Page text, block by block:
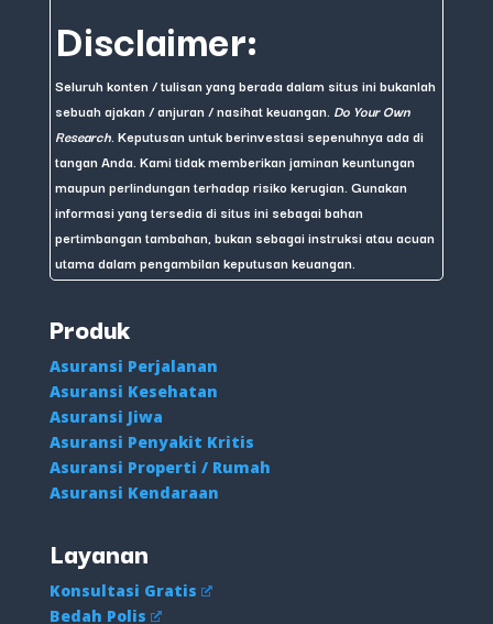
Disclaimer:
Seluruh konten / tulisan yang berada dalam situs ini bukanlah
sebuah ajakan / anjuran / nasihat keuangan. Do Your Own
Research . Keputusan untuk berinvestasi sepenuhnya ada di
tangan Anda. Kami tidak memberikan jaminan keuntungan
maupun perlindungan terhadap risiko kerugian. Gunakan
informasi yang tersedia di situs ini sebagai bahan
pertimbangan tambahan, bukan sebagai instruksi atau acuan
utama dalam pengambilan keputusan keuangan.
Produk
Asuransi Perjalanan
Asuransi Kesehatan
Asuransi Jiwa
Asuransi Penyakit Kritis
Asuransi Properti / Rumah
Asuransi Kendaraan
Layanan
Konsultasi Gratis
Bedah Polis